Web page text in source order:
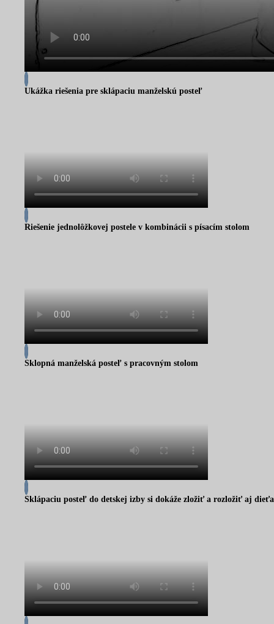
Ukážka riešenia pre sklápaciu manželskú posteľ
Riešenie jednolôžkovej postele v kombinácii s písacím stolom
Sklopná manželská posteľ s pracovným stolom
Sklápaciu posteľ do detskej izby si dokáže zložiť a rozložiť aj dieťa